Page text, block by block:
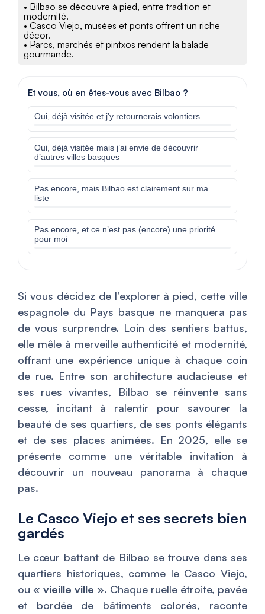
• Bilbao se découvre à pied, entre tradition et
modernité.
• Casco Viejo, musées et ponts offrent un riche
décor.
• Parcs, marchés et pintxos rendent la balade
gourmande.
Et vous, où en êtes-vous avec Bilbao ?
Oui, déjà visitée et j’y retournerais volontiers
Oui, déjà visitée mais j’ai envie de découvrir
d’autres villes basques
Pas encore, mais Bilbao est clairement sur ma
liste
Pas encore, et ce n’est pas (encore) une priorité
pour moi
Si vous décidez de l’explorer à pied, cette ville
espagnole du Pays basque ne manquera pas
de vous surprendre. Loin des sentiers battus,
elle mêle à merveille authenticité et modernité,
offrant une expérience unique à chaque coin
de rue. Entre son architecture audacieuse et
ses rues vivantes, Bilbao se réinvente sans
cesse, incitant à ralentir pour savourer la
beauté de ses quartiers, de ses ponts élégants
et de ses places animées. En 2025, elle se
présente comme une véritable invitation à
découvrir un nouveau panorama à chaque
pas.
Le Casco Viejo et ses secrets bien
gardés
Le cœur battant de Bilbao se trouve dans ses
quartiers historiques, comme le Casco Viejo,
ou « vieille ville ». Chaque ruelle étroite, pavée
et bordée de bâtiments colorés, raconte